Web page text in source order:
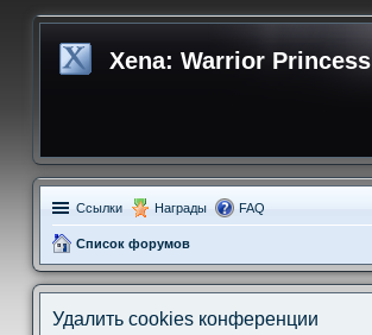
Xena: Warrior Princess
Ссылки Награды FAQ
Список форумов
Удалить cookies конференции